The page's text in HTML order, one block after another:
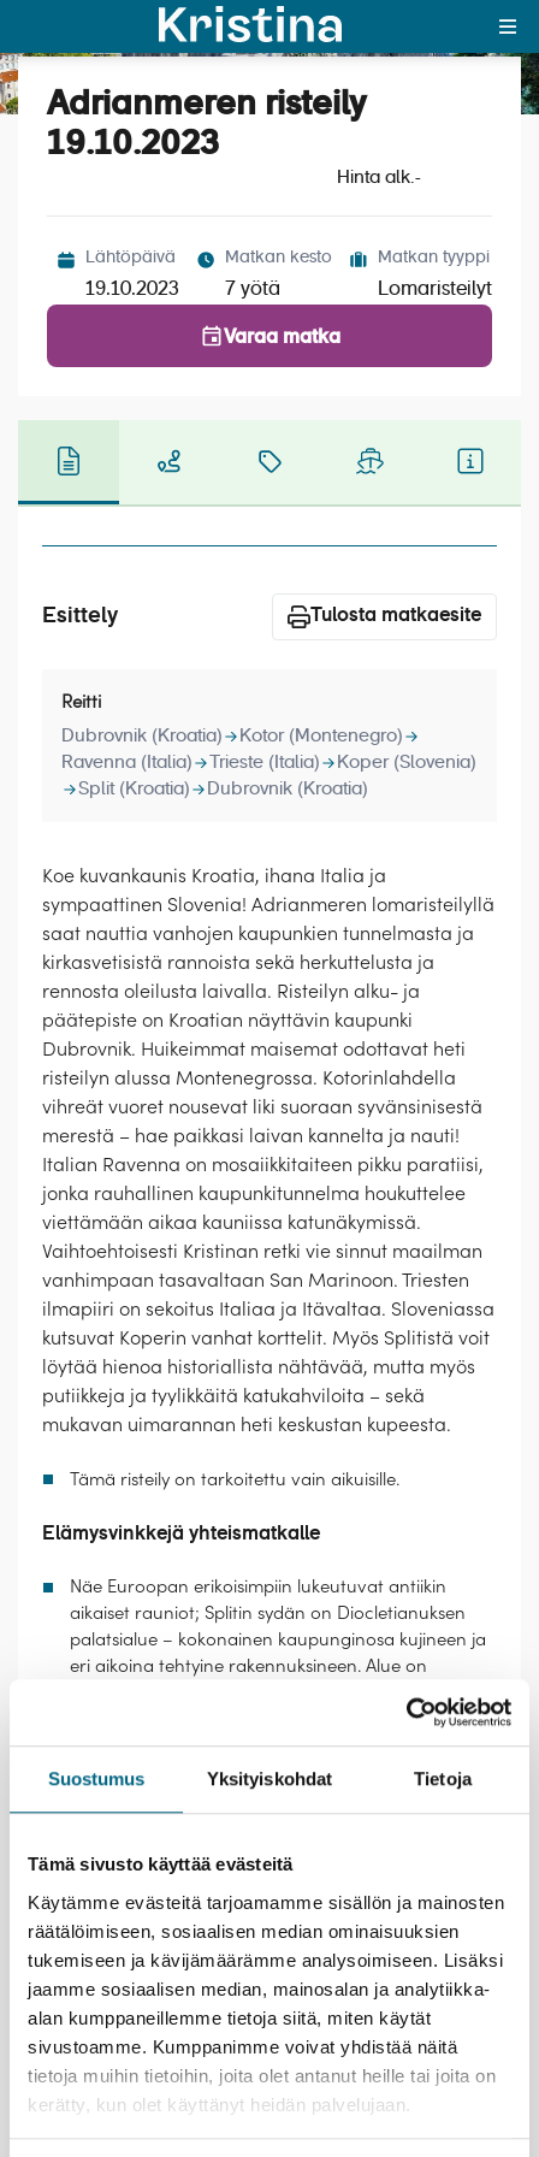
Suostumus Yksityiskohdat Tietoja
Tämä sivusto käyttää evästeitä
Käytämme evästeitä tarjoamamme sisällön ja mainosten
räätälöimiseen, sosiaalisen median ominaisuuksien
tukemiseen ja kävijämäärämme analysoimiseen. Lisäksi
jaamme sosiaalisen median, mainosalan ja analytiikka-
alan kumppaneillemme tietoja siitä, miten käytät
sivustoamme. Kumppanimme voivat yhdistää näitä
tietoja muihin tietoihin, joita olet antanut heille tai joita on
kerätty, kun olet käyttänyt heidän palvelujaan.
MAJAKKA-portaali
Yksin matkalle?
Suosikit
Matkatyypit
Matkakalenteri
Laivat
Hyvä tietää
Katso kuvat (5)
Adrianmeren risteily
19.10.2023
Hinta alk.-
Lähtöpäivä
19.10.2023
Matkan kesto
7 yötä
Matkan tyyppi
Lomaristeilyt
Varaa matka
Esittely Tulosta matkaesite
Reitti
Dubrovnik (Kroatia)
Kotor (Montenegro)
Ravenna (Italia)
Trieste (Italia)
Koper (Slovenia)
Split (Kroatia)
Dubrovnik (Kroatia)
Koe kuvankaunis Kroatia, ihana Italia ja
sympaattinen Slovenia! Adrianmeren lomaristeilyllä
saat nauttia vanhojen kaupunkien tunnelmasta ja
kirkasvetisistä rannoista sekä herkuttelusta ja
rennosta oleilusta laivalla. Risteilyn alku- ja
päätepiste on Kroatian näyttävin kaupunki
Dubrovnik. Huikeimmat maisemat odottavat heti
risteilyn alussa Montenegrossa. Kotorinlahdella
vihreät vuoret nousevat liki suoraan syvänsinisestä
merestä – hae paikkasi laivan kannelta ja nauti!
Italian Ravenna on mosaiikkitaiteen pikku paratiisi,
jonka rauhallinen kaupunkitunnelma houkuttelee
viettämään aikaa kauniissa katunäkymissä.
Vaihtoehtoisesti Kristinan retki vie sinnut maailman
vanhimpaan tasavaltaan San Marinoon. Triesten
ilmapiiri on sekoitus Italiaa ja Itävaltaa. Sloveniassa
kutsuvat Koperin vanhat korttelit. Myös Splitistä voit
löytää hienoa historiallista nähtävää, mutta myös
putiikkeja ja tyylikkäitä katukahviloita – sekä
mukavan uimarannan heti keskustan kupeesta.
Tämä risteily on tarkoitettu vain aikuisille.
Elämysvinkkejä yhteismatkalle
Näe Euroopan erikoisimpiin lukeutuvat antiikin
aikaiset rauniot; Splitin sydän on Diocletianuksen
palatsialue – kokonainen kaupunginosa kujineen ja
eri aikoina tehtyine rakennuksineen. Alue on
Ihaile vuonomaisen jylhiä maisemia laivan kannelta,
kun se lipuu pitkin Kotorinlahtea. Neljästä
merenlahdesta muodostuva, vuonomainen
suojaamaan Kotorin kaupunkiin.
Virkistäydy laivan uima-altaissa tai meressä – kelpo
uimarantoja on monen reitille osuvan
satamakaupungin lähellä.
Kristinan vastuullisuusteko